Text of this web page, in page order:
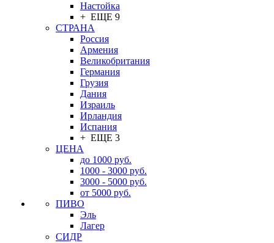
Настойка
+ ЕЩЕ 9
СТРАНА
Россия
Армения
Великобритания
Германия
Грузия
Дания
Израиль
Ирландия
Испания
+ ЕЩЕ 3
ЦЕНА
до 1000 руб.
1000 - 3000 руб.
3000 - 5000 руб.
от 5000 руб.
ПИВО
Эль
Лагер
СИДР